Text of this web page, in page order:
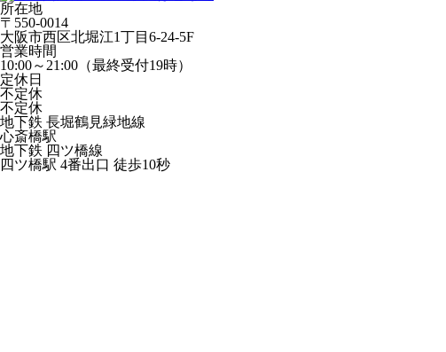
所在地
〒550-0014
大阪市西区北堀江1丁目6-24-5F
営業時間
10:00～21:00（最終受付19時）
定休日
不定休
不定休
地下鉄 長堀鶴見緑地線
心斎橋駅
地下鉄 四ツ橋線
四ツ橋駅 4番出口 徒歩10秒